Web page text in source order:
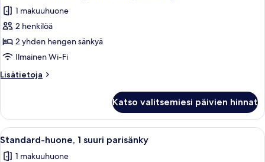
huonetyypin
Premium-
huone,
2
yhden
hengen
kuvat
1 makuuhuone
2 henkilöä
2 yhden hengen sänkyä
Ilmainen Wi-Fi
Lisätietoja
Lisätietoja
2
yhden
hengen
Katso valitsemiesi päivien hinnat
Avaa
kaikki
Hotellihuone, jossa on sänky,
6
Standard-huone, 1 suuri parisänky
1 makuuhuone